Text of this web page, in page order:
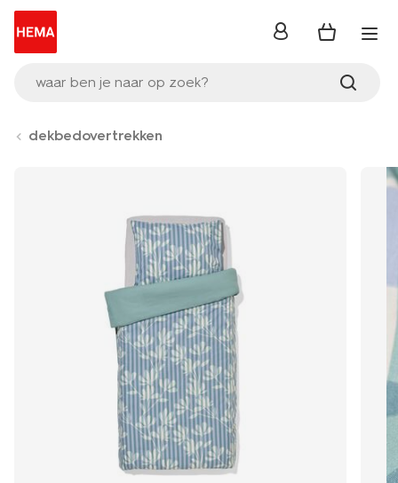
waar ben je naar op zoek?
inloggen
dekbedovertrekken